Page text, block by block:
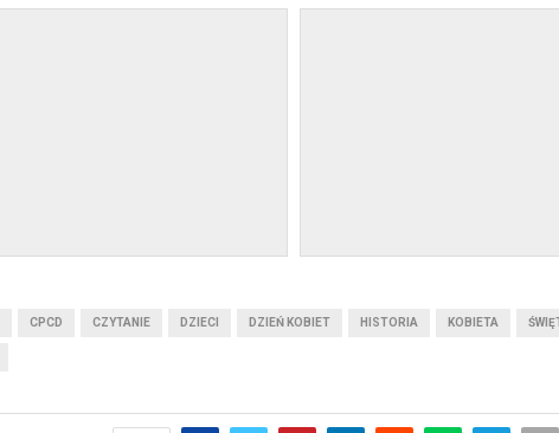
CPCD CZYTANIE DZIECI DZIEŃ KOBIET HISTORIA KOBIETA